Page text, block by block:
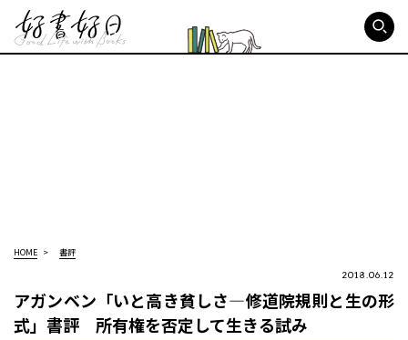
HOME 書評
2018.06.12
アガンベン「いと高き貧しさ―修道院規則と生の形
式」書評 所有権を否定して生きる試み